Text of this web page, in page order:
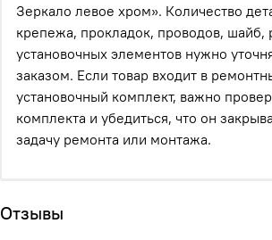
Зеркало левое хром». Количество
крепежа, прокладок, проводов, шайб,
установочных элементов нужно
заказом. Если товар входит в
установочный комплект, важно
комплекта и убедиться, что он
задачу ремонта или монтажа.
Отзывы